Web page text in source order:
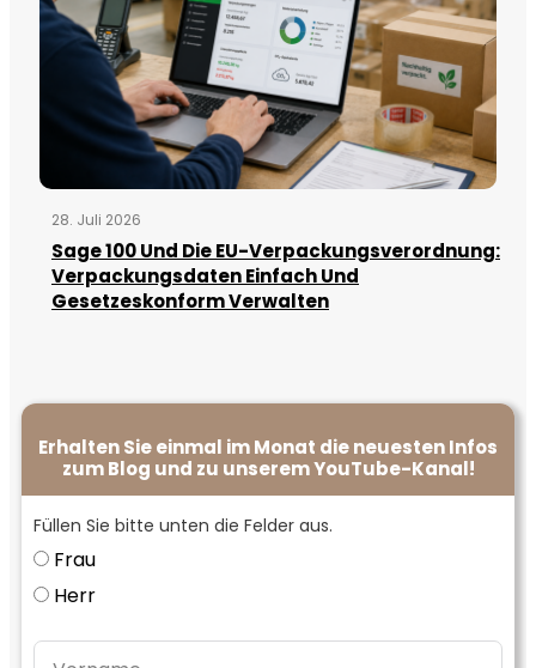
28. Juli 2026
Sage 100 Und Die EU-Verpackungsverordnung:
Verpackungsdaten Einfach Und
Gesetzeskonform Verwalten
Erhalten Sie einmal im Monat die neuesten Infos
zum Blog und zu unserem YouTube-Kanal!
Füllen Sie bitte unten die Felder aus.
Frau
Herr